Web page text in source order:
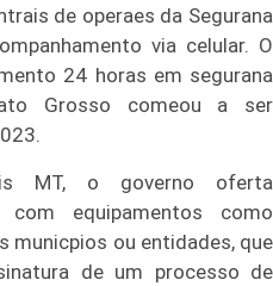
de operaes da Segurana
via celular. O
24 horas em segurana
Grosso comeou a ser
MT, o governo oferta
equipamentos como
municpios ou entidades, que
de um processo de